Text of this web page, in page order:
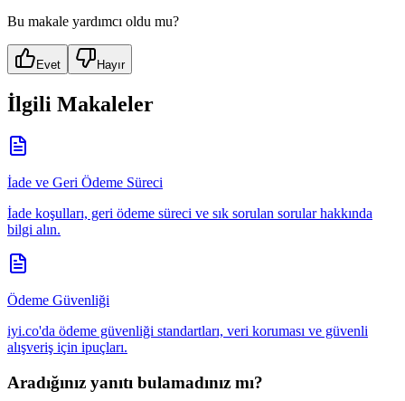
Bu makale yardımcı oldu mu?
Evet Hayır
İlgili Makaleler
İade ve Geri Ödeme Süreci
İade koşulları, geri ödeme süreci ve sık sorulan sorular hakkında
bilgi alın.
Ödeme Güvenliği
iyi.co'da ödeme güvenliği standartları, veri koruması ve güvenli
alışveriş için ipuçları.
Aradığınız yanıtı bulamadınız mı?